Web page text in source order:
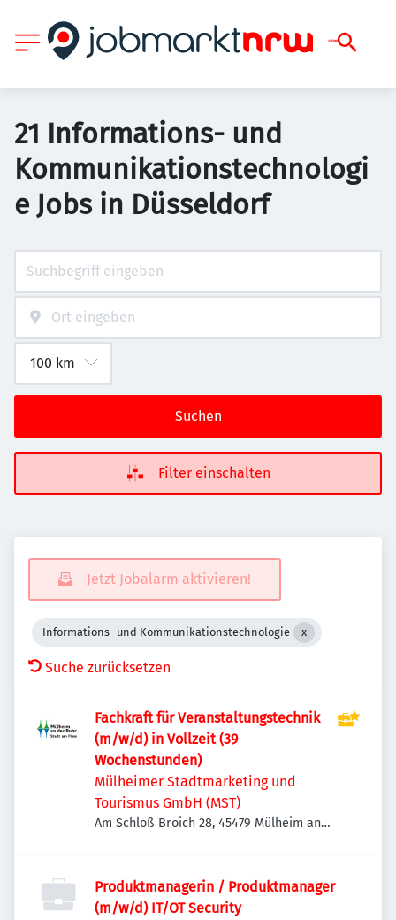
21 Informations- und
Kommunikationstechnologi
e Jobs in Düsseldorf
Suchen
Filter einschalten
Jetzt Jobalarm aktivieren!
Informations- und Kommunikationstechnologie
Suche zurücksetzen
Fachkraft für Veranstaltungstechnik
(m/w/d) in Vollzeit (39
Wochenstunden)
Mülheimer Stadtmarketing und
Tourismus GmbH (MST)
Am Schloß Broich 28, 45479 Mülheim an
Produktmanagerin / Produktmanager
(m/w/d) IT/OT Security